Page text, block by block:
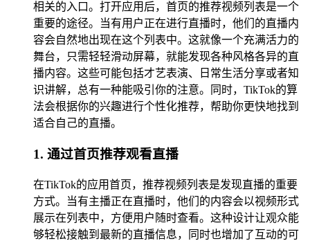
相关的入口。打开应用后，首页的推荐视频列表是一个
重要的途径。当有用户正在进行直播时，他们的直播内
容会自然地出现在这个列表中。这就像一个充满活力的
舞台，只需轻轻滑动屏幕，就能发现各种风格各异的直
播内容。这些可能包括才艺表演、日常生活分享或者知
识讲解，总有一种能吸引你的注意。同时，TikTok的算
法会根据你的兴趣进行个性化推荐，帮助你更快地找到
适合自己的直播。
1. 通过首页推荐观看直播
在TikTok的应用首页，推荐视频列表是发现直播的重要
方式。当有主播正在直播时，他们的内容会以视频形式
展示在列表中，方便用户随时查看。这种设计让观众能
够轻松接触到最新的直播信息，同时也增加了互动的可